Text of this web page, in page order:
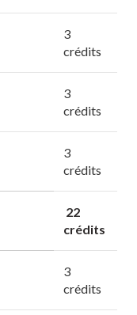
3
crédits
3
crédits
3
crédits
22
crédits
3
crédits